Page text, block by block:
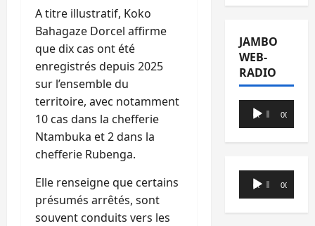
A titre illustratif, Koko
Bahagaze Dorcel affirme
que dix cas ont été
enregistrés depuis 2025
sur l’ensemble du
territoire, avec notamment
10 cas dans la chefferie
Ntambuka et 2 dans la
chefferie Rubenga.
Elle renseigne que certains
présumés arrêtés, sont
souvent conduits vers les
JAMBO
WEB-
RADIO
Lecteur
audio
00:00 00:00
Lecteur
audio
00:00 00:00